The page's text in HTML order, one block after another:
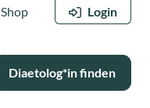
Shop Login
Diaetolog*in finden